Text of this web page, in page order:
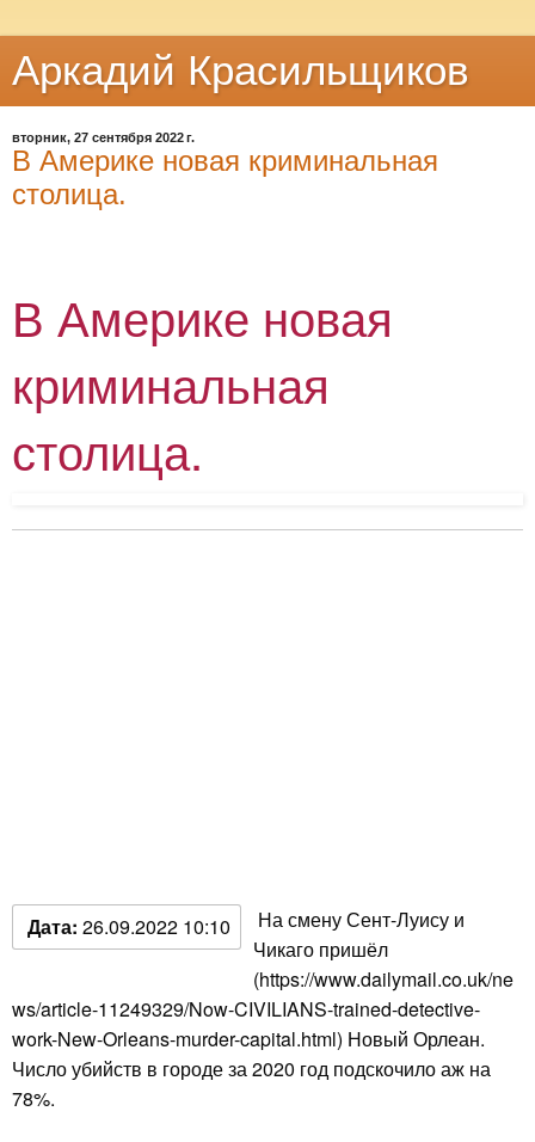
Аркадий Красильщиков
вторник, 27 сентября 2022 г.
В Америке новая криминальная
столица.
В Америке новая
криминальная
столица.
Дата: 26.09.2022 10:10
На смену Сент-Луису и
Чикаго пришёл
(https://www.dailymail.co.uk/ne
ws/article-11249329/Now-CIVILIANS-trained-detective-
work-New-Orleans-murder-capital.html) Новый Орлеан.
Число убийств в городе за 2020 год подскочило аж на
78%.